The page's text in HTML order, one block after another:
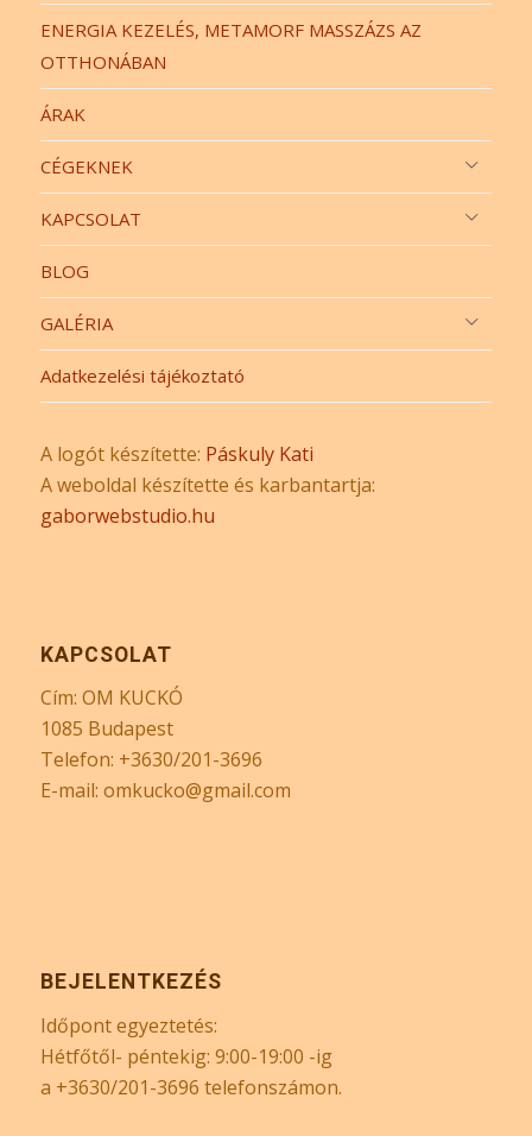
ENERGIA KEZELÉS, METAMORF MASSZÁZS AZ
OTTHONÁBAN
ÁRAK
CÉGEKNEK
KAPCSOLAT
BLOG
GALÉRIA
Adatkezelési tájékoztató
A logót készítette: Páskuly Kati
A weboldal készítette és karbantartja:
gaborwebstudio.hu
KAPCSOLAT
Cím: OM KUCKÓ
1085 Budapest
Telefon: +3630/201-3696
E-mail: omkucko@gmail.com
BEJELENTKEZÉS
Időpont egyeztetés:
Hétfőtől- péntekig: 9:00-19:00 -ig
a +3630/201-3696 telefonszámon.